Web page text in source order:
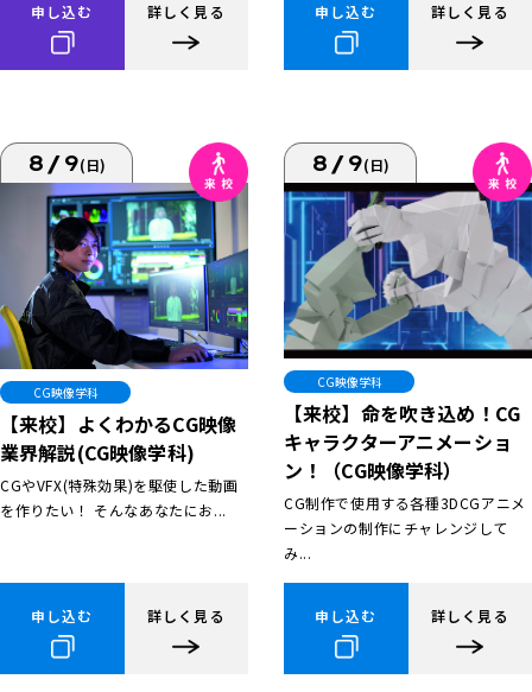
申し込む 詳しく見る 申し込む 詳しく見る
8/9(日)
CG映像学科
【来校】よくわかるCG映像
業界解説(CG映像学科)
CGやVFX(特殊効果)を駆使した動画
を作りたい！ そんなあなたにお...
申し込む 詳しく見る
8/9(日)
CG映像学科
【来校】命を吹き込め！CG
キャラクターアニメーショ
ン！（CG映像学科）
CG制作で使用する各種3DCGアニメ
ーションの制作にチャレンジして
み...
申し込む 詳しく見る